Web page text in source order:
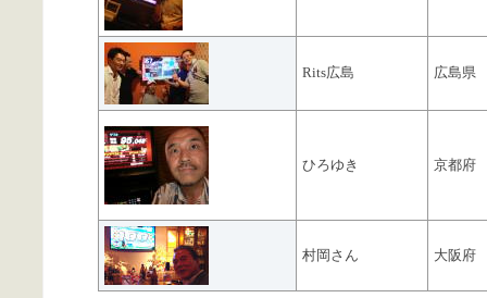
Rits広島 広島県
ひろゆき 京都府
村岡さん 大阪府